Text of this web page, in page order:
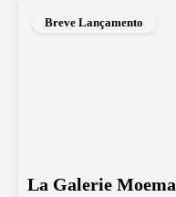
Breve Lançamento
La Galerie Moema